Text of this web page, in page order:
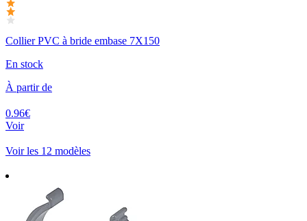
Collier PVC à bride embase 7X150
En stock
À partir de
0.96€
Voir
Voir les 12 modèles